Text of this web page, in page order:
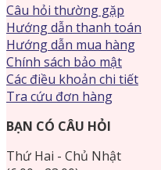
Câu hỏi thường gặp
Hướng dẫn thanh toán
Hướng dẫn mua hàng
Chính sách bảo mật
Các điều khoản chi tiết
Tra cứu đơn hàng
BẠN CÓ CÂU HỎI
Thứ Hai - Chủ Nhật